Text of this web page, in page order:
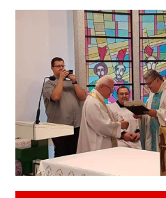
BYĆ ORIONISTĄ
ORIOŃSKA KONSEKRACJA ZAKONNA
ŚLUB WIERNOŚCI PAPIEŻOWI
NASZA RODZINA ZAKONNA
RODZINA ORIOŃSKA
BŁOGOSŁAWIENI I ZNANI ORIONIŚCI